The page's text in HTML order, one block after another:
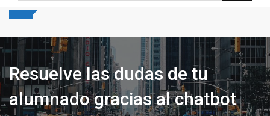
Resuelve las dudas de tu
alumnado gracias al chatbot